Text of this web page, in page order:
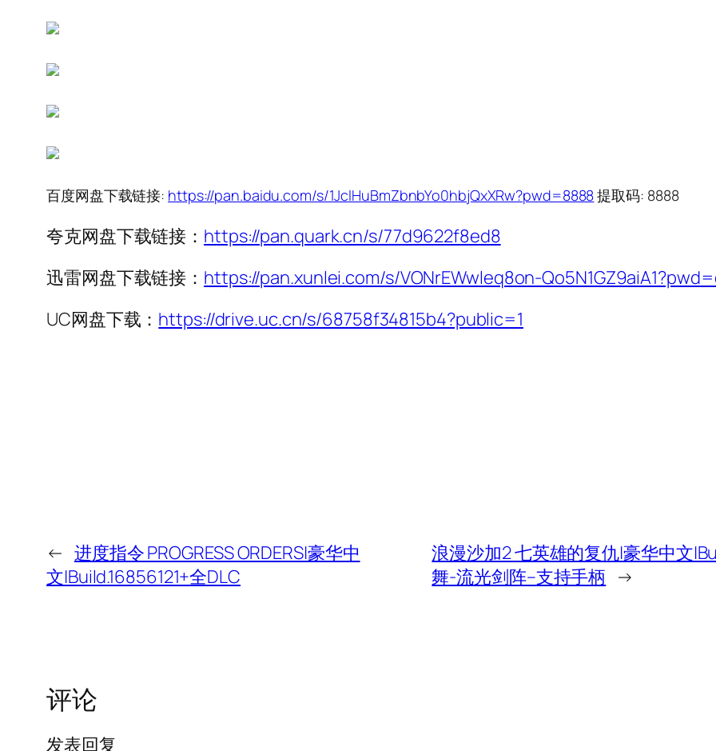
百度网盘下载链接: https://pan.baidu.com/s/1JclHuBmZbnbYo0hbjQxXRw?pwd=8888提取码: 8888
夸克网盘下载链接： https://pan.quark.cn/s/77d9622f8ed8
迅雷网盘下载链接： https://pan.xunlei.com/s/VONrEWwleq8on-
UC网盘下载： https://drive.uc.cn/s/68758f34815b4?public=1
← 进度指令 PROGRESS ORDERS|豪华中
文|Build.16856121+全DLC
浪漫沙加2 七英雄的复仇|豪华中文
舞-流光剑阵–支持手柄 →
评论
发表回复